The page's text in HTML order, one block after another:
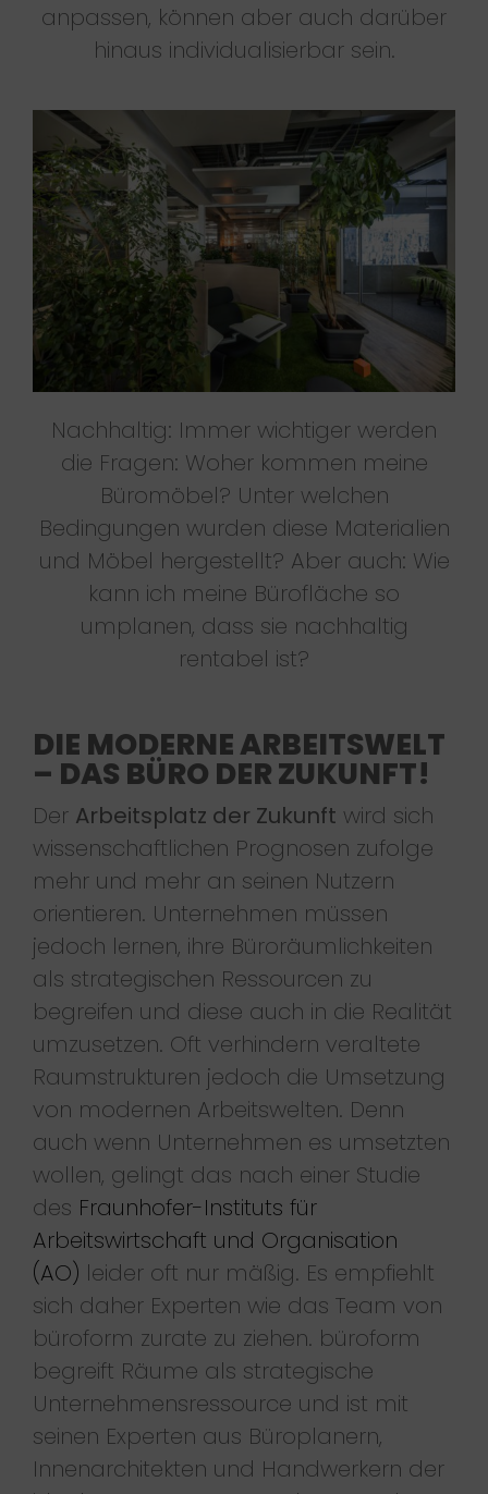
anpassen, können aber auch darüber
hinaus individualisierbar sein.
Nachhaltig: Immer wichtiger werden
die Fragen: Woher kommen meine
Büromöbel? Unter welchen
Bedingungen wurden diese Materialien
und Möbel hergestellt? Aber auch: Wie
kann ich meine Bürofläche so
umplanen, dass sie nachhaltig
rentabel ist?
DIE MODERNE ARBEITSWELT
– DAS BÜRO DER ZUKUNFT!
Der Arbeitsplatz der Zukunft wird sich
wissenschaftlichen Prognosen zufolge
mehr und mehr an seinen Nutzern
orientieren. Unternehmen müssen
jedoch lernen, ihre Büroräumlichkeiten
als strategischen Ressourcen zu
begreifen und diese auch in die Realität
umzusetzen. Oft verhindern veraltete
Raumstrukturen jedoch die Umsetzung
von modernen Arbeitswelten. Denn
auch wenn Unternehmen es umsetzten
wollen, gelingt das nach einer Studie
des Fraunhofer-Instituts für
Arbeitswirtschaft und Organisation
(AO) leider oft nur mäßig. Es empfiehlt
sich daher Experten wie das Team von
büroform zurate zu ziehen. büroform
begreift Räume als strategische
Unternehmensressource und ist mit
seinen Experten aus Büroplanern,
Innenarchitekten und Handwerkern der